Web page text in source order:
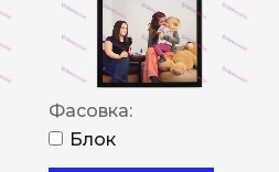
Фасовка:
Блок